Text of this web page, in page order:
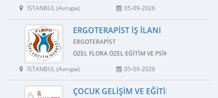
İSTANBUL (Avrupa)
05-09-2026
ERGOTERAPIST İŞ İLANI
ERGOTERAPIST
ÖZEL FLORA ÖZEL EĞITIM VE PSIKOLOJIK
İSTANBUL (Avrupa)
05-09-2026
ÇOCUK GELIŞIM VE EĞITIM UZMANI